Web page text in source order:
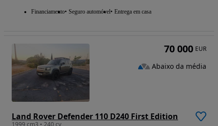
Financiamento Seguro automóvel Entrega em casa
Land Rover Defender 110 D240 First Edition
1999 cm3 • 240 cv
70 000 EUR
Abaixo da média